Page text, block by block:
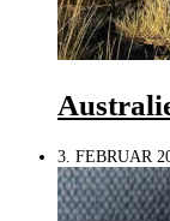
3. FEBRUAR